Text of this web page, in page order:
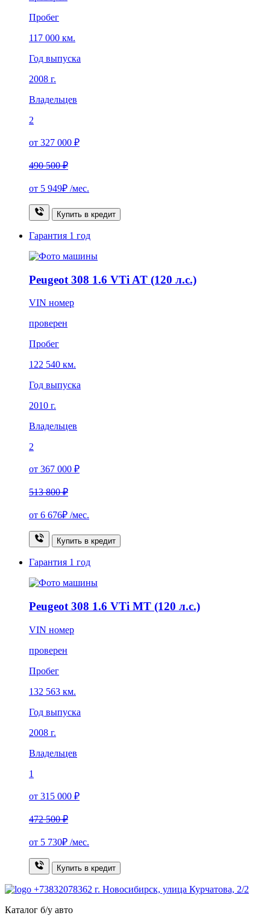
Пробег
117 000 км.
Год выпуска
2008 г.
Владельцев
2
от 327 000 ₽
490 500 ₽
от 5 949₽ /мес.
Купить в кредит
Гарантия 1 год
Peugeot 308 1.6 VTi AT (120 л.с.)
VIN номер
проверен
Пробег
122 540 км.
Год выпуска
2010 г.
Владельцев
2
от 367 000 ₽
513 800 ₽
от 6 676₽ /мес.
Купить в кредит
Гарантия 1 год
Peugeot 308 1.6 VTi MT (120 л.с.)
VIN номер
проверен
Пробег
132 563 км.
Год выпуска
2008 г.
Владельцев
1
от 315 000 ₽
472 500 ₽
от 5 730₽ /мес.
Купить в кредит
+73832078362 г. Новосибирск, улица Курчатова, 2/2
Каталог б/у авто